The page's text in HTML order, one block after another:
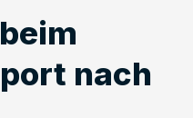
nach